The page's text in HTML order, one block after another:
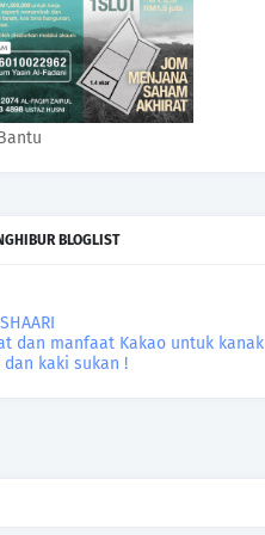
BLOGLIST
dan manfaat Kakao untuk kanak
dan kaki sukan !